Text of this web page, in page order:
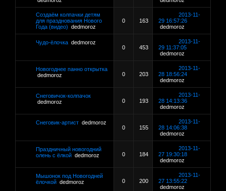
Создаём колпачки детям
для празднования Нового
Года (видео) dedmoroz
0 163
2013-11-
29 16:57:26
dedmoroz
Чудо-ёлочка dedmoroz
0
453
2013-11-
29 11:37:05
dedmoroz
Новогоднее панно открытка
dedmoroz
0 203
2013-11-
28 18:56:24
dedmoroz
Снеговичок-колпачок
dedmoroz
0 193
2013-11-
28 14:13:36
dedmoroz
Снеговик-артист dedmoroz
0
155
2013-11-
28 14:06:38
dedmoroz
Праздничный новогодний
олень с ёлкой dedmoroz 0 184
2013-11-
27 19:30:18
dedmoroz
Мышонок под Новогодней
ёлочкой dedmoroz 0 200
2013-11-
27 13:55:22
dedmoroz